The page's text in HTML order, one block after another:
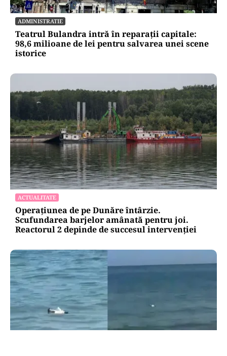
ADMINISTRATIE
Teatrul Bulandra intră în reparații capitale:
98,6 milioane de lei pentru salvarea unei scene
istorice
ACTUALITATE
Operațiunea de pe Dunăre întârzie.
Scufundarea barjelor amânată pentru joi.
Reactorul 2 depinde de succesul intervenției